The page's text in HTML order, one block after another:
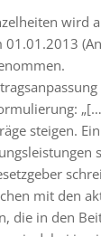
wird
01.01.2013
steigen.
mit den
die in den